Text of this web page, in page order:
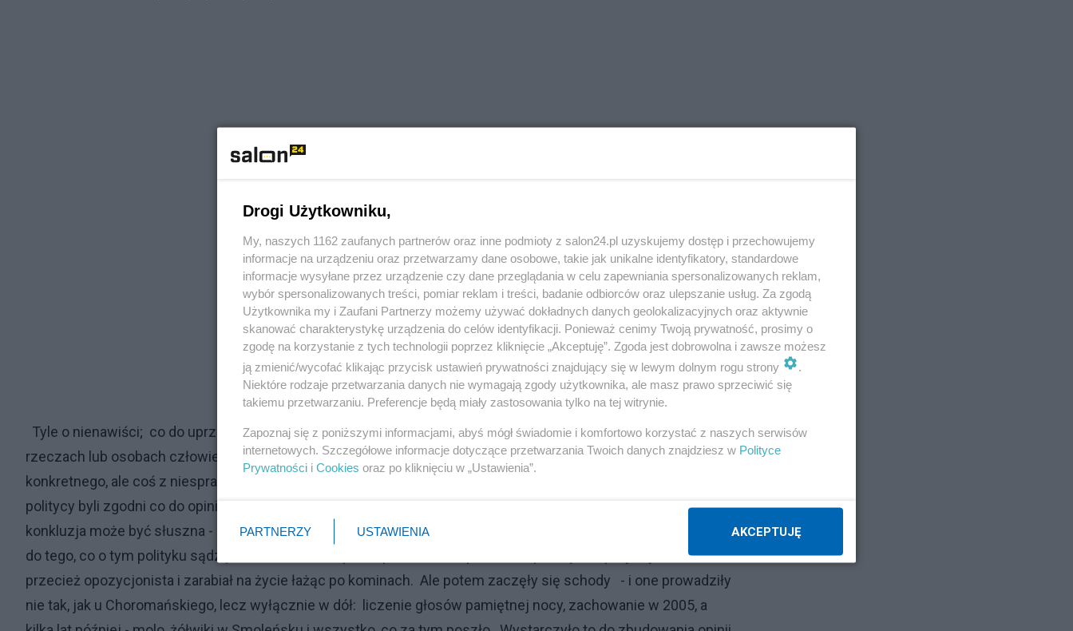
Tyle o nienawiści; co do uprzedzenia - to rzecz widzę następująco: ono przydarza się tam, gdzie opinię o
rzeczach lub osobach człowiek wyrabia sobie bez należytej znajomości przedmiotu; nie wie niczego
konkretnego, ale coś z niesprawdzonego źródła zasłyszał lub jednym okiem dostrzegł. Swego czasu znani
politycy byli zgodni co do opinii o Donaldzie Tusku; że niby - rudy, a więc mściwy. Niezależnie od tego, że ta
konkluzja może być słuszna - należy zgodzić się, że pochodziła z uprzedzenia; tak też się czasami zdarza. A ja
do tego, co o tym polityku sądzę dochodziłem nie pochopnie, lecz stopniowo; z początku - przychylność, bo
przecież opozycjonista i zarabiał na życie łażąc po kominach. Ale potem zaczęły się schody - i one prowadziły
nie tak, jak u Choromańskiego, lecz wyłącznie w dół: liczenie głosów pamiętnej nocy, zachowanie w 2005, a
Drogi Użytkowniku,
My, naszych 1162 zaufanych partnerów oraz inne podmioty z salon24.pl uzyskujemy dostęp i przechowujemy
informacje na urządzeniu oraz przetwarzamy dane osobowe, takie jak unikalne identyfikatory, standardowe
informacje wysyłane przez urządzenie czy dane przeglądania w celu zapewniania spersonalizowanych reklam,
wybór spersonalizowanych treści, pomiar reklam i treści, badanie odbiorców oraz ulepszanie usług. Za zgodą
Użytkownika my i Zaufani Partnerzy możemy używać dokładnych danych geolokalizacyjnych oraz aktywnie
skanować charakterystykę urządzenia do celów identyfikacji. Ponieważ cenimy Twoją prywatność, prosimy o
zgodę na korzystanie z tych technologii poprzez kliknięcie „Akceptuję”. Zgoda jest dobrowolna i zawsze możesz
ją zmienić/wycofać klikając przycisk ustawień prywatności znajdujący się w lewym dolnym rogu strony
.
Niektóre rodzaje przetwarzania danych nie wymagają zgody użytkownika, ale masz prawo sprzeciwić się
takiemu przetwarzaniu. Preferencje będą miały zastosowania tylko na tej witrynie.
Zapoznaj się z poniższymi informacjami, abyś mógł świadomie i komfortowo korzystać z naszych serwisów
internetowych. Szczegółowe informacje dotyczące przetwarzania Twoich danych znajdziesz w Polityce
Prywatności i Cookies oraz po kliknięciu w „Ustawienia”.
PARTNERZY USTAWIENIA AKCEPTUJĘ